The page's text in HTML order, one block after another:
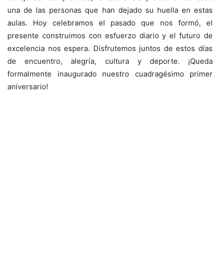
una de las personas que han dejado su huella en estas
aulas. Hoy celebramos el pasado que nos formó, el
presente construimos con esfuerzo diario y el futuro de
excelencia nos espera. Disfrutemos juntos de estos días
de encuentro, alegría, cultura y deporte. ¡Queda
formalmente inaugurado nuestro cuadragésimo primer
aniversario!